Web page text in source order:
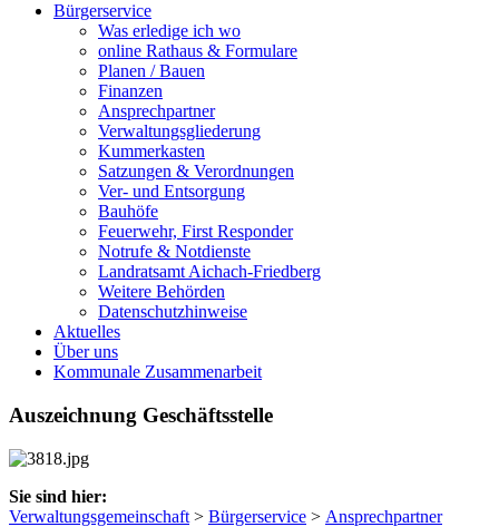
Bürgerservice
Was erledige ich wo
online Rathaus & Formulare
Planen / Bauen
Finanzen
Ansprechpartner
Verwaltungsgliederung
Kummerkasten
Satzungen & Verordnungen
Ver- und Entsorgung
Bauhöfe
Feuerwehr, First Responder
Notrufe & Notdienste
Landratsamt Aichach-Friedberg
Weitere Behörden
Datenschutzhinweise
Aktuelles
Über uns
Kommunale Zusammenarbeit
Auszeichnung Geschäftsstelle
Sie sind hier:
Verwaltungsgemeinschaft > Bürgerservice > Ansprechpartner